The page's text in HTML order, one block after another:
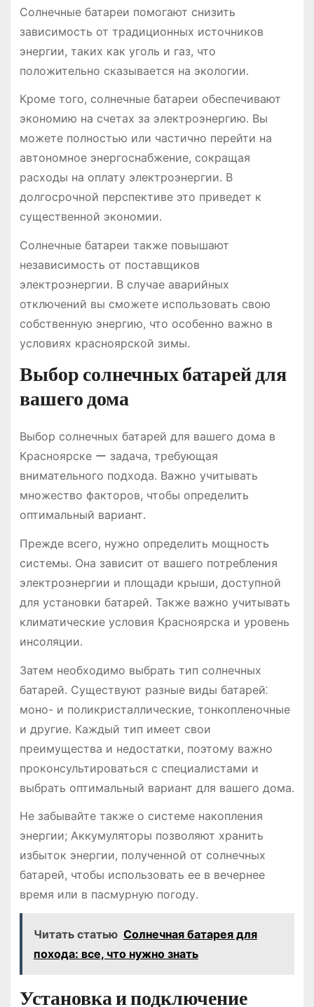
Солнечные батареи помогают снизить
зависимость от традиционных источников
энергии, таких как уголь и газ, что
положительно сказывается на экологии․
Кроме того, солнечные батареи обеспечивают
экономию на счетах за электроэнергию․ Вы
можете полностью или частично перейти на
автономное энергоснабжение, сокращая
расходы на оплату электроэнергии․ В
долгосрочной перспективе это приведет к
существенной экономии․
Солнечные батареи также повышают
независимость от поставщиков
электроэнергии․ В случае аварийных
отключений вы сможете использовать свою
собственную энергию, что особенно важно в
условиях красноярской зимы․
Выбор солнечных батарей для
вашего дома
Выбор солнечных батарей для вашего дома в
Красноярске ー задача, требующая
внимательного подхода․ Важно учитывать
множество факторов, чтобы определить
оптимальный вариант․
Прежде всего, нужно определить мощность
системы․ Она зависит от вашего потребления
электроэнергии и площади крыши, доступной
для установки батарей․ Также важно учитывать
климатические условия Красноярска и уровень
инсоляции․
Затем необходимо выбрать тип солнечных
батарей․ Существуют разные виды батарей⁚
моно- и поликристаллические, тонкопленочные
и другие․ Каждый тип имеет свои
преимущества и недостатки, поэтому важно
проконсультироваться с специалистами и
выбрать оптимальный вариант для вашего дома․
Не забывайте также о системе накопления
энергии; Аккумуляторы позволяют хранить
избыток энергии, полученной от солнечных
батарей, чтобы использовать ее в вечернее
время или в пасмурную погоду․
Читать статью Солнечная батарея для
похода: все, что нужно знать
Установка и подключение